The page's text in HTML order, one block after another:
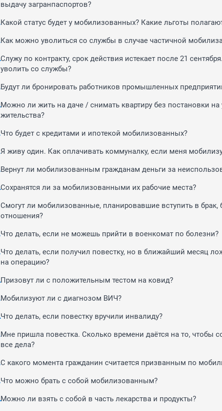
выдачу загранпаспортов?
Какой статус будет у мобилизованных? Какие льготы
Как можно уволиться со службы в случае частичной
Служу по контракту, срок действия истекает после 21
уволить со службы?
Будут ли бронировать работников промышленных
Можно ли жить на даче / снимать квартиру без постановки на
жительства?
Что будет с кредитами и ипотекой мобилизованных?
Я живу один. Как оплачивать коммуналку, если меня
Вернут ли мобилизованным гражданам деньги за
Сохранятся ли за мобилизованными их рабочие места?
Смогут ли мобилизованные, планировавшие вступить в
отношения?
Что делать, если не можешь прийти в военкомат по болезни?
Что делать, если получил повестку, но в ближайший месяц
на операцию?
Призовут ли с положительным тестом на ковид?
Мобилизуют ли с диагнозом ВИЧ?
Что делать, если повестку вручили инвалиду?
Мне пришла повестка. Сколько времени даётся на то, чтобы
все дела?
С какого момента гражданин считается призванным по
Что можно брать с собой мобилизованным?
Можно ли взять с собой в часть лекарства и продукты?